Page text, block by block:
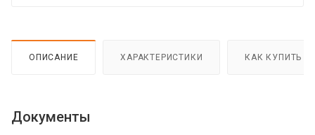
ОПИСАНИЕ ХАРАКТЕРИСТИКИ КАК КУПИТЬ
Документы